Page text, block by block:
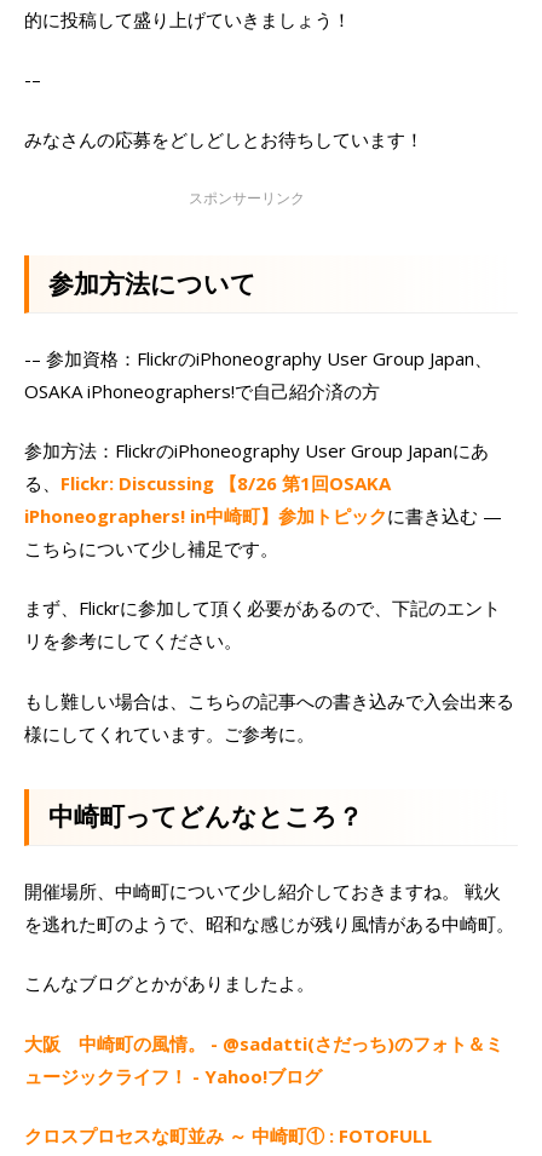
的に投稿して盛り上げていきましょう！
-–
みなさんの応募をどしどしとお待ちしています！
参加方法について
-– 参加資格：FlickrのiPhoneography User Group Japan、
OSAKA iPhoneographers!で自己紹介済の方
参加方法：FlickrのiPhoneography User Group Japanにあ
る、 Flickr: Discussing 【8/26 第1回OSAKA
iPhoneographers! in中崎町】参加トピックに書き込む —
こちらについて少し補足です。
まず、Flickrに参加して頂く必要があるので、下記のエント
リを参考にしてください。
もし難しい場合は、こちらの記事への書き込みで入会出来る
様にしてくれています。ご参考に。
中崎町ってどんなところ？
開催場所、中崎町について少し紹介しておきますね。 戦火
を逃れた町のようで、昭和な感じが残り風情がある中崎町。
こんなブログとかがありましたよ。
大阪 中崎町の風情。 - @sadatti(さだっち)のフォト＆ミ
ュージックライフ！ - Yahoo!ブログ
クロスプロセスな町並み ～ 中崎町① : FOTOFULL